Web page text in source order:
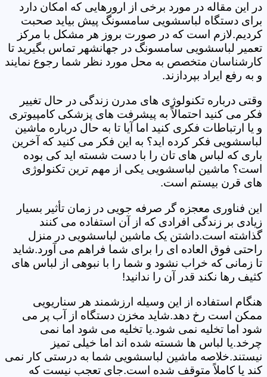
در این مقاله در مورد برخی از ارورهایی که امکان دارد
برای دستگاه لباسشویی سامسونگ پیش بیاید صحبت
کردیم.لازم است که در صورت بروز هر مشکل با مرکز
تعمیر لباسشویی سامسونگ در جهانشهر تماس بگیرید تا
کارشناسان متخصص به محل مورد نظر شما رجوع نمایند
و به رفع ایراد بپردازند.
وقتی درباره تکنولوژی های مدرن زندگی در حال تغییر
فکر می کنید احتمالاً به پیشرفت های پزشکی کامپیوتری
و یا ارتباطات فکری کنید اما آیا تا به حال درباره ماشین
لباسشویی فکر کرده اید؟ به این فکر می کنید که آخرین
باری که لباس های تان را با دست شسته اید کی بوده
است؟ ماشین لباسشویی یکی از مهم ترین تکنولوژی
های قرن بیستم است.
این فناوری معجزه گر صرفه جویی در زمان تأثیر بسیار
زیادی بر زندگی افرادی که از آن استفاده می کنند
گذاشته است.داشتن یک ماشین لباسشویی در منزل
راحتی فوق العاده ای را برای شما فراهم می آورد.شاید
تا زمانی که خراب نشود و شما را با نبوهی از لباس های
کثیف رها نکند قدر آن را ندانید!
هنگام استفاده از این وسیله ارزشمند هر سناریویی
ممکن است رخ دهد.شاید مخزن دستگاه از آب پر می
شود اما تخلیه نمی شود.یا تخلیه می شود اما نمی
چرخد.یا لباس ها شسته شده اند اما خیلی تمیز
نیستند.خلاصه ماشین لباسشویی شما به درستی کار نمی
کند یا کاملاً متوقف شده است.جای تعجب نیست که